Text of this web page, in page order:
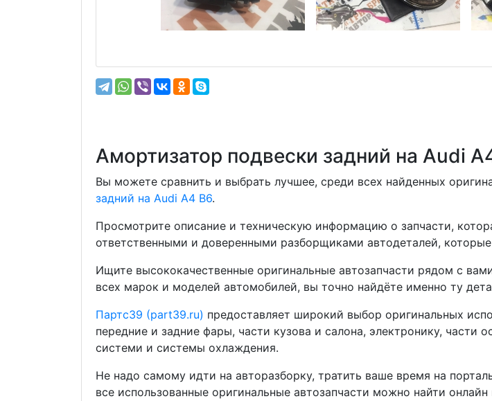
Амортизатор подвески задний на Audi
Вы можете сравнить и выбрать лучшее, среди всех найденных
задний на Audi A4 B6.
Просмотрите описание и техническую информацию о запчасти,
ответственными и доверенными разборщиками автодеталей,
Ищите высококачественные оригинальные автозапчасти рядом с
всех марок и моделей автомобилей, вы точно найдёте именно ту
Партс39 (part39.ru) предоставляет широкий выбор оригинальных
передние и задние фары, части кузова и салона, электронику,
системи и системы охлаждения.
Не надо самому идти на авторазборку, тратить ваше время на
все использованные оригинальные автозапчасти можно найти